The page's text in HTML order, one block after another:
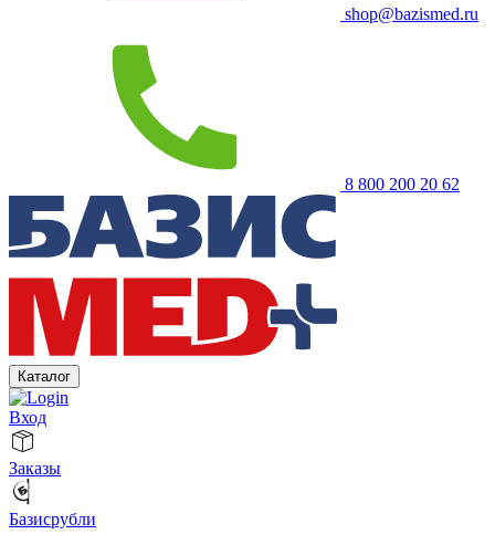
shop@bazismed.ru
8 800 200 20 62
Каталог
Вход
Заказы
Базисрубли